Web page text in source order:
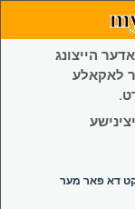
הייצונג
לאקאלע
דא פאר מער